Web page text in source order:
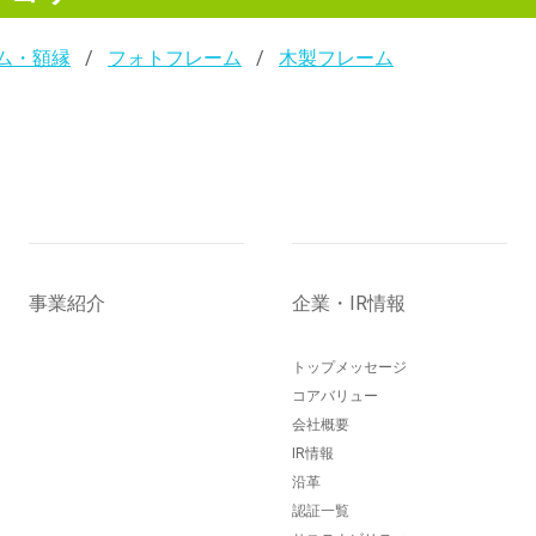
・額縁 フォトフレーム 木製フレーム
事業紹介 企業・IR情報
トップメッセージ
コアバリュー
会社概要
IR情報
沿革
認証一覧